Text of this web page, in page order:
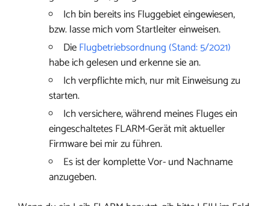
Ich bin bereits ins Fluggebiet eingewiesen,
bzw. lasse mich vom Startleiter einweisen.
DieFlugbetriebsordnung (Stand: 5/2021)
habe ich gelesen und erkenne sie an.
Ich verpflichte mich, nur mit Einweisung zu
starten.
Ich versichere, während meines Fluges ein
eingeschaltetes FLARM-Gerät mit aktueller
Firmware bei mir zu führen.
Es ist der komplette Vor- und Nachname
anzugeben.